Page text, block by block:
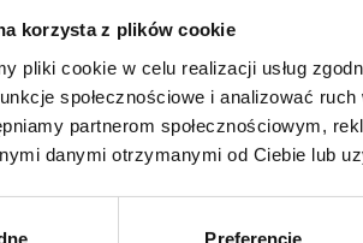
korzysta z plików cookie
pliki cookie w celu realizacji usług
społecznościowe i analizować
partnerom społecznościowym,
danymi otrzymanymi od Ciebie lub
Preferencje
O CZYM SOBIE NIE MÓWIMY
kup bilet